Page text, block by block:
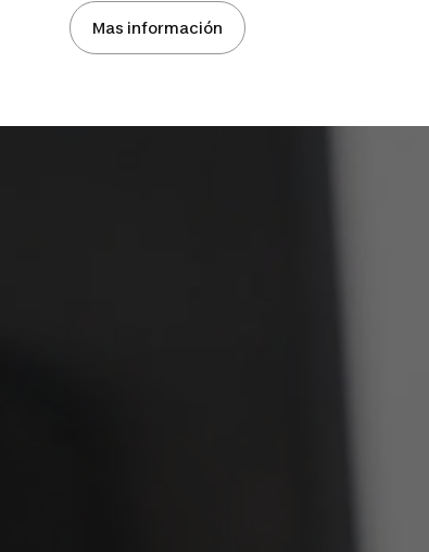
Mas información